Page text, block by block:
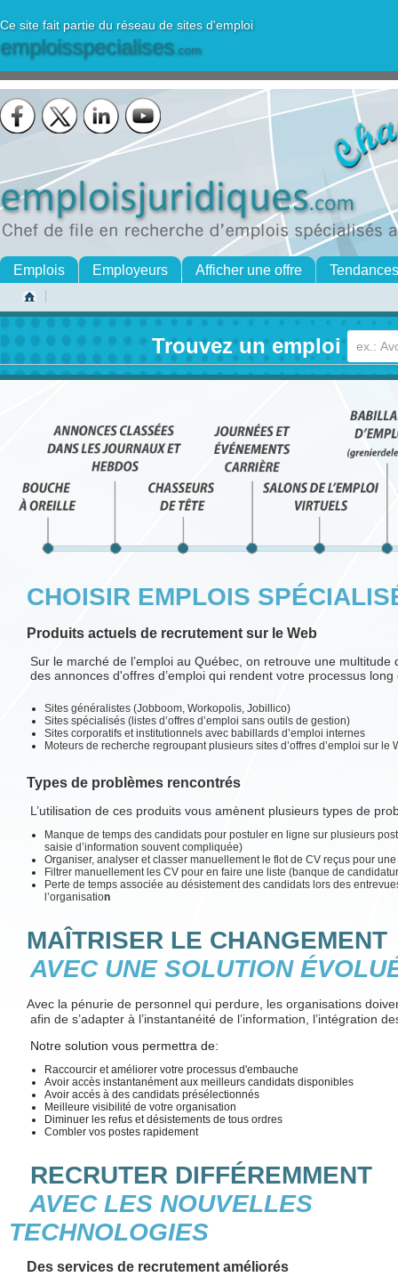
Ce site fait partie du réseau de sites d'emploi
emploisspecialises.com
Emplois Employeurs Afficher une offre Tendances
Trouvez un emploi
CHOISIR EMPLOIS
Produits actuels de recrutement sur le Web
Sur le marché de l’emploi au Québec, on retrouve une multitude
des annonces d'offres d’emploi qui rendent votre processus long
Sites généralistes (Jobboom, Workopolis, Jobillico)
Sites spécialisés (listes d’offres d’emploi sans outils de gestion)
Sites corporatifs et institutionnels avec babillards d’emploi internes
Moteurs de recherche regroupant plusieurs sites d’offres d’emploi sur le
Types de problèmes rencontrés
L’utilisation de ces produits vous amènent plusieurs types de
Manque de temps des candidats pour postuler en ligne sur plusieurs
saisie d’information souvent compliquée)
Organiser, analyser et classer manuellement le flot de CV reçus pour une
Filtrer manuellement les CV pour en faire une liste (banque de
Perte de temps associée au désistement des candidats lors des
l’organisation
MAÎTRISER LE CHANGEMENT
AVEC UNE SOLUTION
Avec la pénurie de personnel qui perdure, les organisations
afin de s’adapter à l’instantanéité de l’information, l’intégration
Notre solution vous permettra de:
Raccourcir et améliorer votre processus d'embauche
Avoir accès instantanément aux meilleurs candidats disponibles
Avoir accés à des candidats présélectionnés
Meilleure visibilité de votre organisation
Diminuer les refus et désistements de tous ordres
Combler vos postes rapidement
RECRUTER DIFFÉREMMENT
AVEC LES NOUVELLES
TECHNOLOGIES
Des services de recrutement améliorés